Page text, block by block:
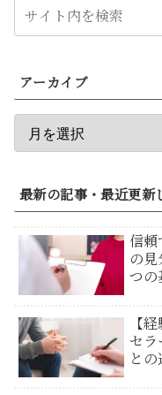
アーカイブ
最新の記事・最近更新
信
の
つの
【
セ
と